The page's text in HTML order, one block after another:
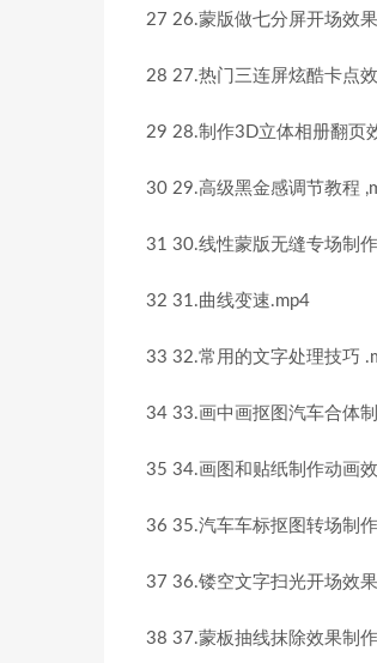
27 26.蒙版做七分屏开场效
28 27.热门三连屏炫酷卡点
29 28.制作3D立体相册翻页
30 29.高级黑金感调节教程
31 30.线性蒙版无缝专场制
32 31.曲线变速.mp4
33 32.常用的文字处理技巧
34 33.画中画抠图汽车合体
35 34.画图和贴纸制作动画
36 35.汽车车标抠图转场制
37 36.镂空文字扫光开场效
38 37.蒙板抽线抹除效果制